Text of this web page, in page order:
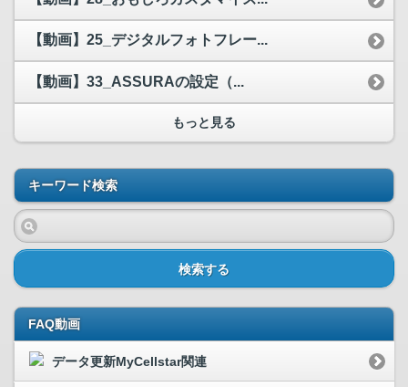
【動画】25_デジタルフォトフレー...
【動画】33_ASSURAの設定（...
もっと見る
キーワード検索
検索する
FAQ動画
データ更新MyCellstar関連